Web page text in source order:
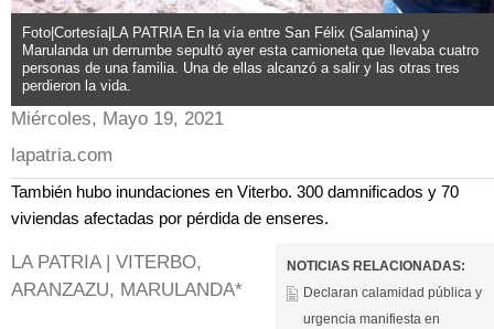
Foto|Cortesía|LA PATRIA En la vía entre San Félix (Salamina) y
Marulanda un derrumbe sepultó ayer esta camioneta que llevaba cuatro
personas de una familia. Una de ellas alcanzó a salir y las otras tres
perdieron la vida.
Miércoles, Mayo 19, 2021
lapatria.com
También hubo inundaciones en Viterbo. 300 damnificados y 70
viviendas afectadas por pérdida de enseres.
NOTICIAS RELACIONADAS:
Declaran calamidad pública y
urgencia manifiesta en
LA PATRIA | VITERBO,
ARANZAZU, MARULANDA*